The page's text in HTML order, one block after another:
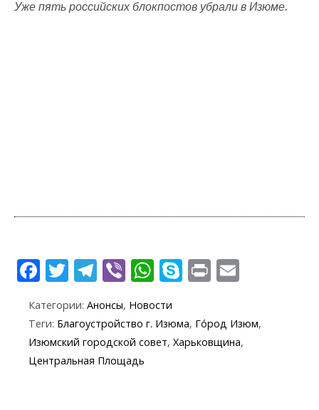
Уже пять российских блокпостов убрали в Изюме.
F
e
b
o
T
itt
er
T
e
gr
a
Vi
er
W
at
s
S
y
p
Pr
t ai
l
Категории: Анонсы, Новости
Теги: Благоустройство г. Изюма, Го́род Изюм,
Изюмский городской совет, Харьковщина,
Центральная Площадь